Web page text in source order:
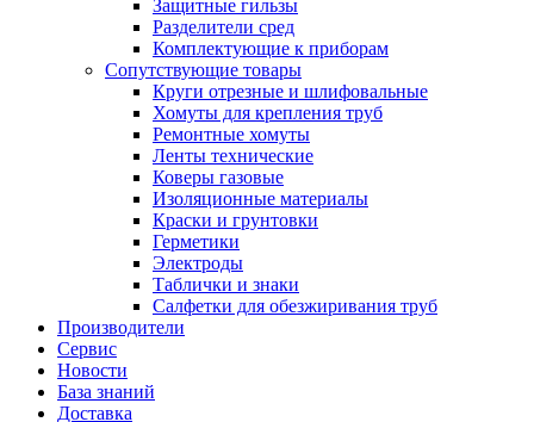
Защитные гильзы
Разделители сред
Комплектующие к приборам
Сопутствующие товары
Круги отрезные и шлифовальные
Хомуты для крепления труб
Ремонтные хомуты
Ленты технические
Коверы газовые
Изоляционные материалы
Краски и грунтовки
Герметики
Электроды
Таблички и знаки
Салфетки для обезжиривания труб
Производители
Сервис
Новости
База знаний
Доставка